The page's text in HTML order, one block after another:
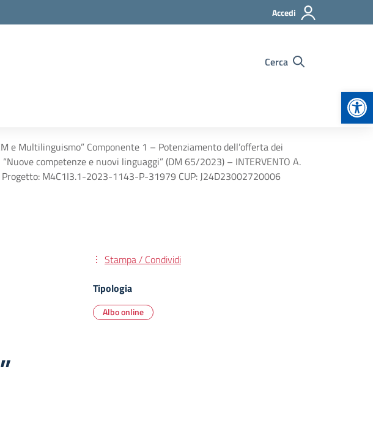
Accedi
Cerca
e Multilinguismo” Componente 1 – Potenziamento dell’offerta dei
competenze e nuovi linguaggi” (DM 65/2023) – INTERVENTO A.
M4C1I3.1-2023-1143-P-31979 CUP: J24D23002720006
Stampa / Condividi
Tipologia
Albo online